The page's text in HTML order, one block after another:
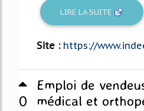
LIRE LA SUITE
Site : https://
0
Emploi de
médical et